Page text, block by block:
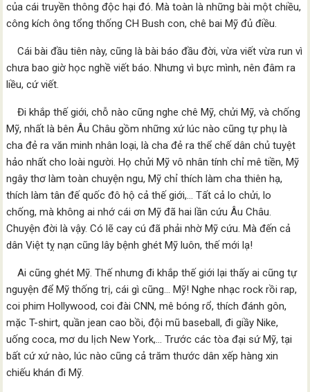
của cái truyền thông độc hại đó. Mà toàn là những bài một chiều,
công kích ông tổng thống CH Bush con, chê bai Mỹ đủ điều.
Cái bài đầu tiên này, cũng là bài báo đầu đời, vừa viết vừa run vì
chưa bao giờ học nghề viết báo. Nhưng vì bực mình, nên đâm ra
liều, cứ viết.
Đi khắp thế giới, chỗ nào cũng nghe chê Mỹ, chửi Mỹ, và chống
Mỹ, nhất là bên Âu Châu gồm những xứ lúc nào cũng tự phụ là
cha đẻ ra văn minh nhân loại, là cha đẻ ra thể chế dân chủ tuyệt
hảo nhất cho loài người. Họ chửi Mỹ vô nhân tính chỉ mê tiền, Mỹ
ngây thơ làm toàn chuyện ngu, Mỹ chỉ thích làm cha thiên hạ,
thích làm tân đế quốc đô hộ cả thế giới,… Tất cả lo chửi, lo
chống, mà không ai nhớ cái ơn Mỹ đã hai lần cứu Âu Châu.
Chuyện đời là vậy. Có lẽ cay cú đã phải nhờ Mỹ cứu. Mà đến cả
dân Việt tỵ nạn cũng lây bệnh ghét Mỹ luôn, thế mới lạ!
Ai cũng ghét Mỹ. Thế nhưng đi khắp thế giới lại thấy ai cũng tự
nguyện để Mỹ thống trị, cái gì cũng… Mỹ! Nghe nhạc rock rồi rap,
coi phim Hollywood, coi đài CNN, mê bóng rổ, thích đánh gôn,
mặc T-shirt, quần jean cao bồi, đội mũ baseball, đi giầy Nike,
uống coca, mơ du lịch New York,… Trước các tòa đại sứ Mỹ, tại
bất cứ xứ nào, lúc nào cũng cả trăm thước dân xếp hàng xin
chiếu khán đi Mỹ.